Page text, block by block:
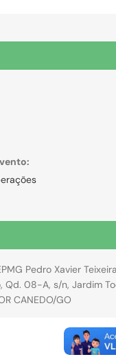
Pedro Xavier
Qd. 08-A, s/n, Jardim
CANEDO/GO